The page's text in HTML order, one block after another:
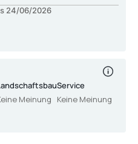
24/06/2026
Landschaftsbau
Meinung
Service
Keine Meinung